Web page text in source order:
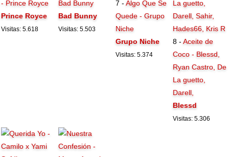
- Prince Royce
Prince Royce
Visitas: 5.618
Bad Bunny
Bad Bunny
Visitas: 5.503
7 -Algo Que Se
Quede - Grupo
Niche
Grupo Niche
Visitas: 5.374
8 -Aceite de
Coco - Blessd,
Ryan Castro, De
La guetto,
Darell,
Blessd
Visitas: 5.306